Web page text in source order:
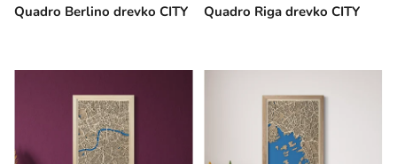
Quadro Berlino drevko CITY Quadro Riga drevko CITY